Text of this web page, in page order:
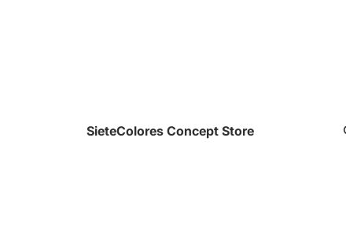
SieteColores Concept Store